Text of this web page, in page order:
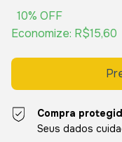
10% OFF
Economize: R$15,60
Compra
Seus dados